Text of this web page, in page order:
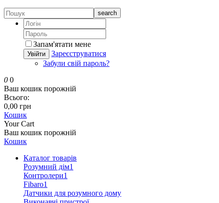
search
Запам'ятати мене
Увійти
Зареєструватися
Забули свій пароль?
0 0
Ваш кошик порожній
Всього:
0,00 грн
Кошик
Your Cart
Ваш кошик порожній
Кошик
Каталог товарів
Розумний дім1
Контролери1
Fibaro1
Датчики для розумного дому